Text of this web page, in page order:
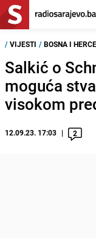
/ VIJESTI / BOSNA I
Salkić o
moguća
visokom
12.09.23. 17:03 2